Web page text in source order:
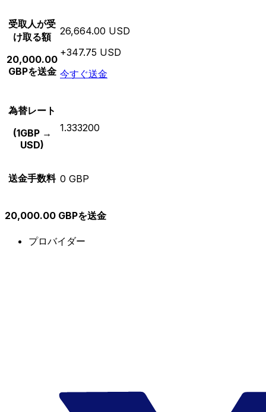
受取人が受
け取る額
20,000.00
GBPを送金
26,664.00 USD
+347.75 USD
今すぐ送金
為替レート
(1GBP →
USD)
1.333200
送金手数料 0 GBP
20,000.00 GBPを送金
プロバイダー